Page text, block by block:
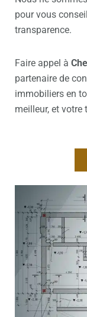
pour vous
transparence.
Faire appel à
partenaire de
immobiliers en
meilleur, et votre